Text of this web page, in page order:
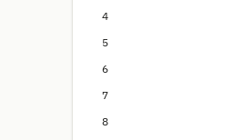
4
5
6
7
8